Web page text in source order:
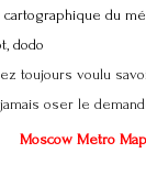
du
dodo
toujours voulu
oser le
Moscow Metro